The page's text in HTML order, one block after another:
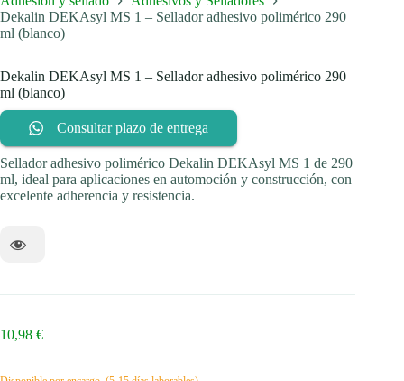
Dekalin DEKAsyl MS 1 – Sellador adhesivo polimérico 290
ml (blanco)
Dekalin DEKAsyl MS 1 – Sellador adhesivo polimérico 290
ml (blanco)
Consultar plazo de entrega
Sellador adhesivo polimérico Dekalin DEKAsyl MS 1 de 290
ml, ideal para aplicaciones en automoción y construcción, con
excelente adherencia y resistencia.
10,98 €